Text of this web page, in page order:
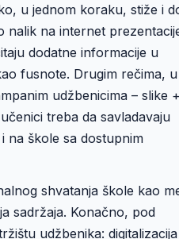
u jednom koraku, stiže i
nalik na internet
dodatne informacije u
fusnote. Drugim rečima, u
udžbenicima – slike +
treba da savladavaju
na škole sa dostupnim
shvatanja škole kao
sadržaja. Konačno, pod
udžbenika: digitalizacija